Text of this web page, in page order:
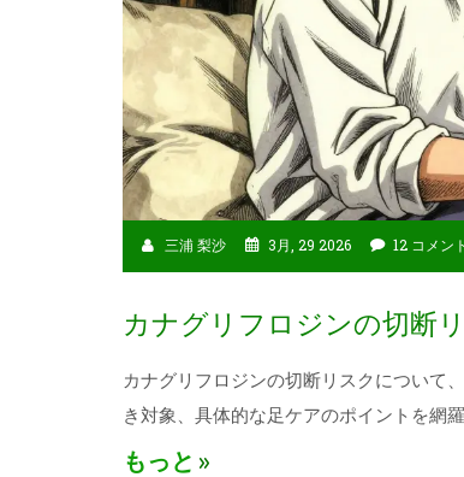
三浦 梨沙 3月, 29 2026 12 コメント
カナグリフロジンの切断
カナグリフロジンの切断リスクについて
き対象、具体的な足ケアのポイントを網羅
もっと